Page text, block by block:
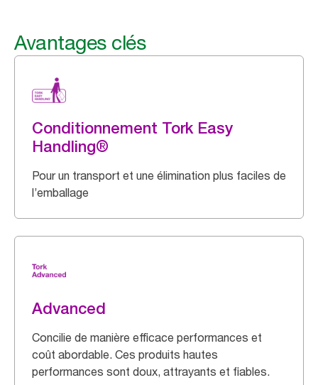
Avantages clés
Conditionnement Tork Easy
Handling®
Pour un transport et une élimination plus faciles de
l’emballage
Advanced
Concilie de manière efficace performances et
coût abordable. Ces produits hautes
performances sont doux, attrayants et fiables.